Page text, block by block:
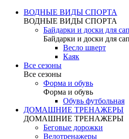
ВОДНЫЕ ВИДЫ СПОРТА
ВОДНЫЕ ВИДЫ СПОРТА
Байдарки и доски для
Байдарки и доски для
Весло шверт
Каяк
Все сезоны
Все сезоны
Форма и обувь
Форма и обувь
Обувь футбольная
ДОМАШНИЕ ТРЕНАЖЕРЫ
ДОМАШНИЕ ТРЕНАЖЕРЫ
Беговые дорожки
Велотренажеры